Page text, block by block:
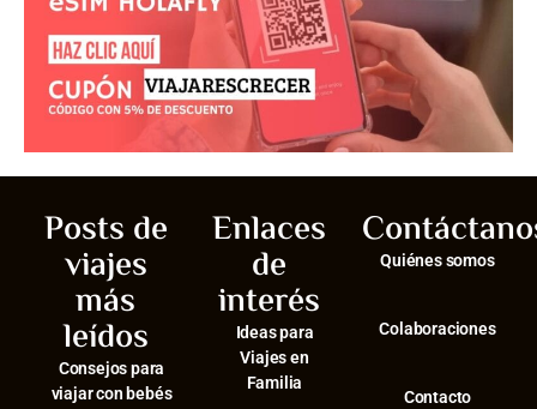
Posts de
viajes
más
leídos
Consejos para
viajar con bebés
Enlaces
de
interés
Ideas para
Viajes en
Familia
Quiénes somos
Colaboraciones
Contacto